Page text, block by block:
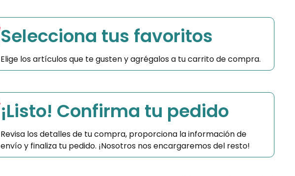
Selecciona tus favoritos
Elige los artículos que te gusten y agrégalos a tu carrito de compra.
¡Listo! Confirma tu pedido
Revisa los detalles de tu compra, proporciona la información de
envío y finaliza tu pedido. ¡Nosotros nos encargaremos del resto!